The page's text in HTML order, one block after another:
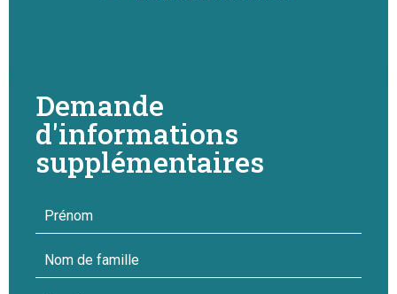
Demande
d'informations
supplémentaires